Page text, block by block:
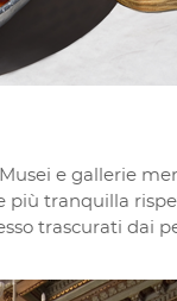
e gallerie
più tranquilla
trascurati dai